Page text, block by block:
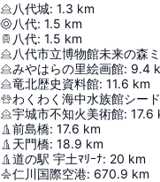
八代城: 1.3 km
八代: 1.5 km
八代: 1.5 km
八代市立博物館未来の森
みやはらの里絵画館: 9.4
竜北歴史資料館: 11.6 km
わくわく海中水族館シー
宇城市不知火美術館: 17.6
前島橋: 17.6 km
天門橋: 18.9 km
道の駅 宇土ﾏﾘｰﾅ: 20 km
仁川国際空港: 670.9 km